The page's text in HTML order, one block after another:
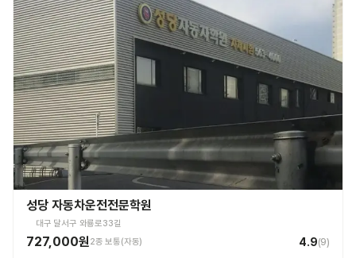
성당 자동차운전전문학원
대구 달서구 와룡로33길
727,000원2종 보통(자동) 4.9(9)